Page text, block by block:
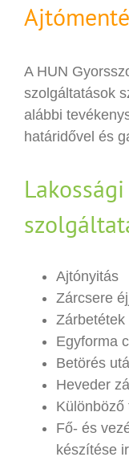
A HUN
szolgáltatások
alábbi
határidővel és
Ajtónyitás
Zárcsere
Egyforma
Betörés
Heveder
Fő- és
készítése